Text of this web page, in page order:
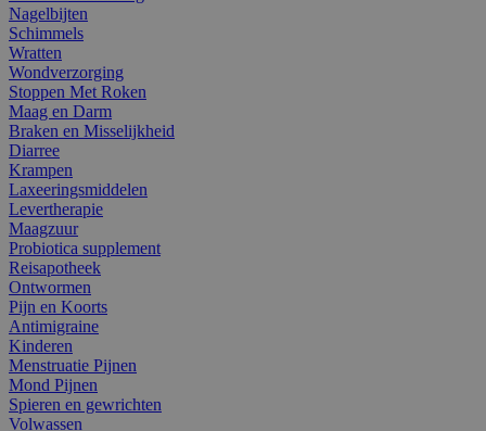
Nagelbijten
Schimmels
Wratten
Wondverzorging
Stoppen Met Roken
Maag en Darm
Braken en Misselijkheid
Diarree
Krampen
Laxeeringsmiddelen
Levertherapie
Maagzuur
Probiotica supplement
Reisapotheek
Ontwormen
Pijn en Koorts
Antimigraine
Kinderen
Menstruatie Pijnen
Mond Pijnen
Spieren en gewrichten
Volwassen